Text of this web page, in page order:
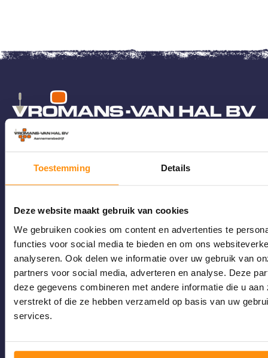
Toestemming Details
Deze website maakt gebruik van cookies
We gebruiken cookies om content en advertenties te
functies voor social media te bieden en om ons
analyseren. Ook delen we informatie over uw gebruik van
partners voor social media, adverteren en analyse. Deze
deze gegevens combineren met andere informatie die u aan
verstrekt of die ze hebben verzameld op basis van uw
services.
Onze kracht zit in onze mensen, die
keihard werken in het zuiden en midden
te realiseren. Ook vind je ons in delen van
Vlaanderen. Onze projecten zijn erg
uiteenlopend, dus neem vooral een kijkje
op onze website!
Belsebaan 13 5131 PH Alphen
Vromans
Certificaten
Woningbouw
Werken bij